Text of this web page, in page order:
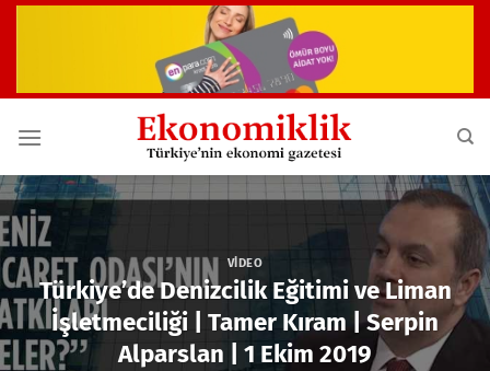
VIDEO
Türkiye’de Denizcilik Eğitimi ve Liman
İşletmeciliği | Tamer Kıram | Serpin
Alparslan | 1 Ekim 2019